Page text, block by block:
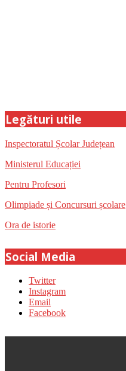
Legături utile
Inspectoratul Școlar Județean
Ministerul Educației
Pentru Profesori
Olimpiade și Concursuri școlare
Ora de istorie
Social Media
Twitter
Instagram
Email
Facebook